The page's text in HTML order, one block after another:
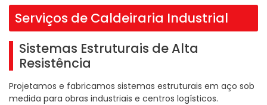
Serviços de Caldeiraria Industrial
Sistemas Estruturais de Alta
Resistência
Projetamos e fabricamos sistemas estruturais em aço sob
medida para obras industriais e centros logísticos.